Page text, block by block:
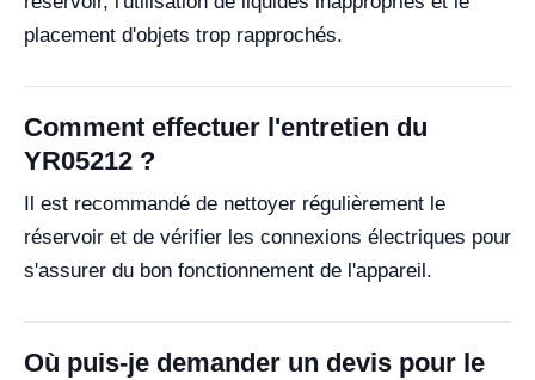
placement d'objets trop rapprochés.
Comment effectuer l'entretien du
YR05212 ?
Il est recommandé de nettoyer régulièrement le
réservoir et de vérifier les connexions électriques pour
s'assurer du bon fonctionnement de l'appareil.
Où puis-je demander un devis pour le